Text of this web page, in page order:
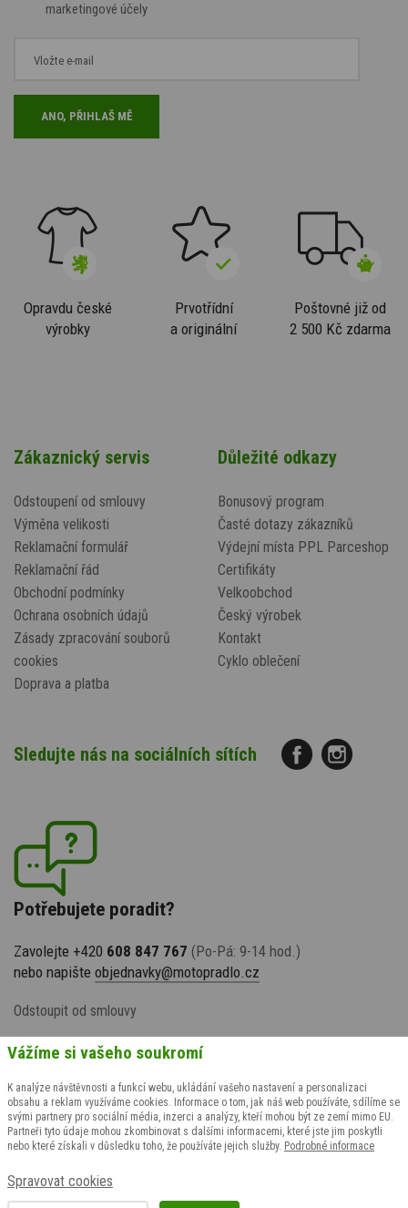
marketingové účely
Opravdu české
výrobky
Prvotřídní
a originální
Poštovné již od
2 500 Kč zdarma
Zákaznický servis
Odstoupení od smlouvy
Výměna velikosti
Reklamační formulář
Reklamační řád
Obchodní podmínky
Ochrana osobních údajů
Zásady zpracování souborů
cookies
Doprava a platba
Důležité odkazy
Bonusový program
Časté dotazy zákazníků
Výdejní místa PPL Parceshop
Certifikáty
Velkoobchod
Český výrobek
Kontakt
Cyklo oblečení
Sledujte nás na sociálních sítích
Potřebujete poradit?
Zavolejte +420 608 847 767 (Po-Pá: 9-14 hod.)
nebo napište objednavky@motopradlo.cz
Odstoupit od smlouvy
Grafický návrh
Vážíme si vašeho soukromí
K analýze návštěvnosti a funkcí webu, ukládání vašeho nastavení a personalizaci
obsahu a reklam využíváme cookies. Informace o tom, jak náš web používáte, sdílíme se
svými partnery pro sociální média, inzerci a analýzy, kteří mohou být ze zemí mimo EU.
Partneři tyto údaje mohou zkombinovat s dalšími informacemi, které jste jim poskytli
nebo které získali v důsledku toho, že používáte jejich služby. Podrobné informace
Spravovat cookies